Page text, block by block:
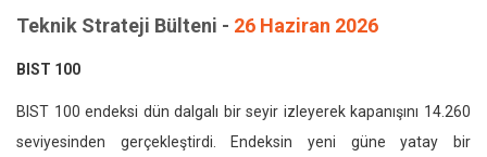
Teknik Strateji Bülteni - 26 Haziran 2026
BIST 100
BIST 100 endeksi dün dalgalı bir seyir izleyerek kapanışını 14.260
seviyesinden gerçekleştirdi. Endeksin yeni güne yatay bir